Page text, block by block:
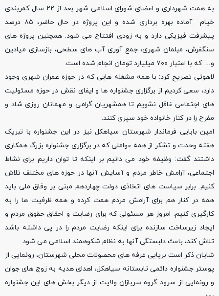
به همت شهرداری و اعضای شورای اسلامی شهر بعد از ۲۲ سال کمربندی
خیام آماده بهره برداری شده و این پروژه در حال حاضر، ۸۵ درصد
پیشرفت فیزیکی دارد و به زودی افتتاح می شود. همچنین پروژه های
سنگفرش، مبلمان شهری، جمع آوری آب های سطحی، بازسازی میادین
و… که با اعتبار ۷۰۰ میلیارد تومان انجام شده است.
لاهوتی تصریح کرد: با همه مشغله هایی که در حوزه عمران شهری وجود
دارد، سعی کردیم از برگزاری جشنواره ها و ایفای نقش در حوزه مسئولیت
های اجتماعی غافل نشویم تا همشهریان گرامی و مهمانان روزی شاد و
مفرح را در کنار خانواده خود سپری کنند‌.
امین بابایی فرماندار شهرستان سیاهکل نیز در این جشنواره با تبریک
هفته وحدت و تشکر از همه عواملی که در برگزاری جشنواره بزرگ همکاری
داشتند گفت: وظیفه خود می دانیم بر اینکه تا توان داریم برای نشاط
اجتماعی، آرامش خاطر مردم و آسایش آنها در حوزه های مختلف تلاش
کنیم. برابر سیاست های اتخاذی دولت چهاردهم مبنی بر وفاق ملی باید
همه در کنار هم برای آرامش مردم همت کرده و همه ظرفیت ها را به
کارگیری کنیم. امروز هر مسئولی که برای رضایت و احقاق حقوق مردم و
ایجاد زیرساخت سازنده برای اینکه رضایت مردم را در پی داشته باشد
تلاش کند، باعث دلبستگی آنها به نظام شکوهمند اسلامی می شود.
شایان ذکر است برپایی غرفه های محصولات محلی شهرستان، رونمایی از
پوستر جشنواره دائمی تابستانه سیاهکل، اهدای هدیه به زوج های جوان
و رونمایی از سرود گروه سربازان ولایت از دیگر بخش های این جشنواره